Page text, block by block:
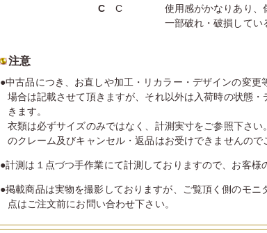
C C
使用感がかなりあり、
一部破れ・破損してい
注意
●中古品につき、お直しや加工・リカラー・デザインの変
場合は記載させて頂きますが、それ以外は入荷時の状態
きます。
衣類は必ずサイズのみではなく、計測実寸をご参照下さ
のクレーム及びキャンセル・返品はお受けできませんので
●計測は１点づつ手作業にて計測しておりますので、お客
●掲載商品は実物を撮影しておりますが、ご覧頂く側のモ
点はご注文前にお問い合わせ下さい。